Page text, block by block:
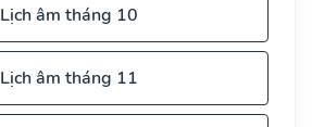
Lịch âm tháng 10
Lịch âm tháng 11